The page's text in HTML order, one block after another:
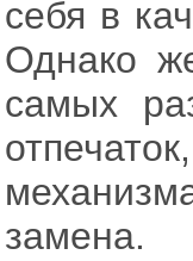
себя в
Однако
самых
замена.